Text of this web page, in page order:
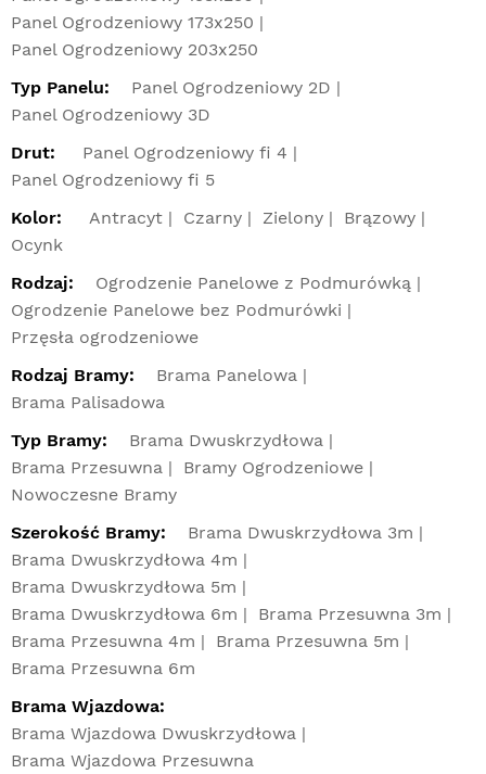
Panel Ogrodzeniowy 173x250
Panel Ogrodzeniowy 203x250
Typ Panelu:
Panel Ogrodzeniowy 2D
Panel Ogrodzeniowy 3D
Drut:
Panel Ogrodzeniowy fi 4
Panel Ogrodzeniowy fi 5
Kolor:
Antracyt Czarny Zielony
Brązowy
Ocynk
Rodzaj:
Ogrodzenie Panelowe z Podmurówką
Ogrodzenie Panelowe bez Podmurówki
Przęsła ogrodzeniowe
Rodzaj Bramy:
Brama Panelowa
Brama Palisadowa
Typ Bramy:
Brama Dwuskrzydłowa
Brama Przesuwna
Bramy Ogrodzeniowe
Nowoczesne Bramy
Szerokość Bramy:
Brama Dwuskrzydłowa 3m
Brama Dwuskrzydłowa 4m
Brama Dwuskrzydłowa 5m
Brama Dwuskrzydłowa 6m
Brama Przesuwna 3m
Brama Przesuwna 4m
Brama Przesuwna 5m
Brama Przesuwna 6m
Brama Wjazdowa:
Brama Wjazdowa Dwuskrzydłowa
Brama Wjazdowa Przesuwna